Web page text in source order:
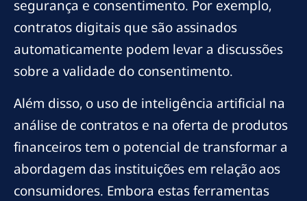
segurança e consentimento. Por exemplo,
contratos digitais que são assinados
automaticamente podem levar a discussões
sobre a validade do consentimento.
Além disso, o uso de inteligência artificial na
análise de contratos e na oferta de produtos
financeiros tem o potencial de transformar a
abordagem das instituições em relação aos
consumidores. Embora estas ferramentas